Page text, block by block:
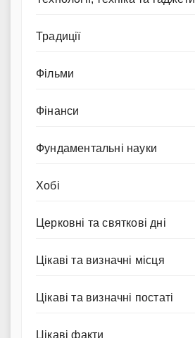
Традиції
Фільми
Фінанси
Фундаментальні науки
Хобі
Церковні та святкові дні
Цікаві та визначні місця
Цікаві та визначні постаті
Цікаві факти